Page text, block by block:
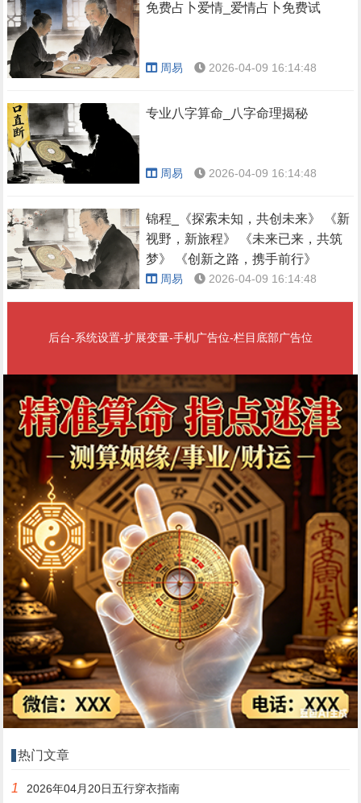
免费占卜爱情_爱情占卜免费试
周易 2026-04-09 16:14:48
专业八字算命_八字命理揭秘
周易 2026-04-09 16:14:48
锦程_《探索未知，共创未来》 《新
视野，新旅程》 《未来已来，共筑
梦》 《创新之路，携手前行》
周易 2026-04-09 16:14:48
后台-系统设置-扩展变量-手机广告位-栏目底部广告位
热门文章
1 2026年04月20日五行穿衣指南